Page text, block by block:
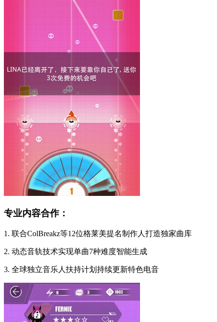
专业内容合作：
1. 联合ColBreakz等12位格莱美提名制作人打造独家曲库
2. 动态音轨技术实现单曲7种难度智能生成
3. 全球独立音乐人扶持计划持续更新特色电音